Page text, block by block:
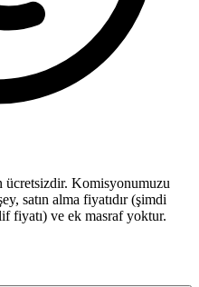
ücretsizdir. Komisyonumuzu
satın alma fiyatıdır (şimdi
fiyatı) ve ek masraf yoktur.